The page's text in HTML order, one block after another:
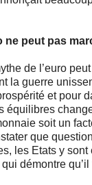
ne peut pas
de l’euro
la guerre
et pour
équilibres
soit un
que
les Etats y sont
démontre